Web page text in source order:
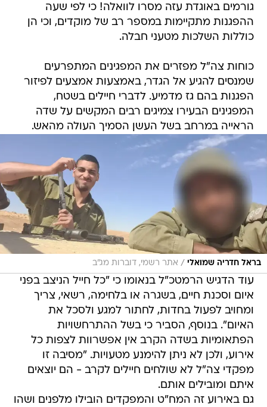
גורמים באוגדת עזה מסרו לוואלה! כי לפי שעה
ההפגנות מתקיימות במספר רב של מוקדים, וכי הן
כוללות השלכות מטעני חבלה.
כוחות צה"ל מפזרים את המפגינים המתפרעים
שמנסים להגיע אל הגדר, באמצעות אמצעים לפיזור
הפגנות בהם גז מדמיע. לדברי חיילים בשטח,
המפגינים הבעירו צמיגים רבים המקשים על שדה
הראייה במרחב בשל העשן הסמיך העולה מהאש.
בראל חדריה שמואלי / אתר רשמי, דוברות מג"ב
עוד הדגיש הרמטכ"ל בנאומו כי "כל חייל הניצב בפני
איום וסכנת חיים, בשגרה או בלחימה, רשאי, צריך
ומחויב לפעול בחדות, לחתור למגע ולסכל את
האיום". בנוסף, הסביר כי בשל ההתרחשויות
הפתאומיות בשדה הקרב אין אפשרוות לצפות כל
אירוע, ולכן לא ניתן להימנע מטעויות. "מסיבה זו
מפקדי צה"ל לא שולחים חיילים לקרב - הם יוצאים
איתם ומובילים אותם.
גם באירוע זה המח"ט והמפקדים הובילו מלפנים ושהו